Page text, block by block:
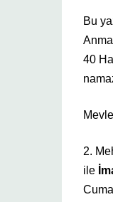
Bu
40
2.
ile